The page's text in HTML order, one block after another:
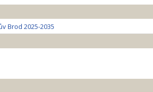
Brod 2025-2035